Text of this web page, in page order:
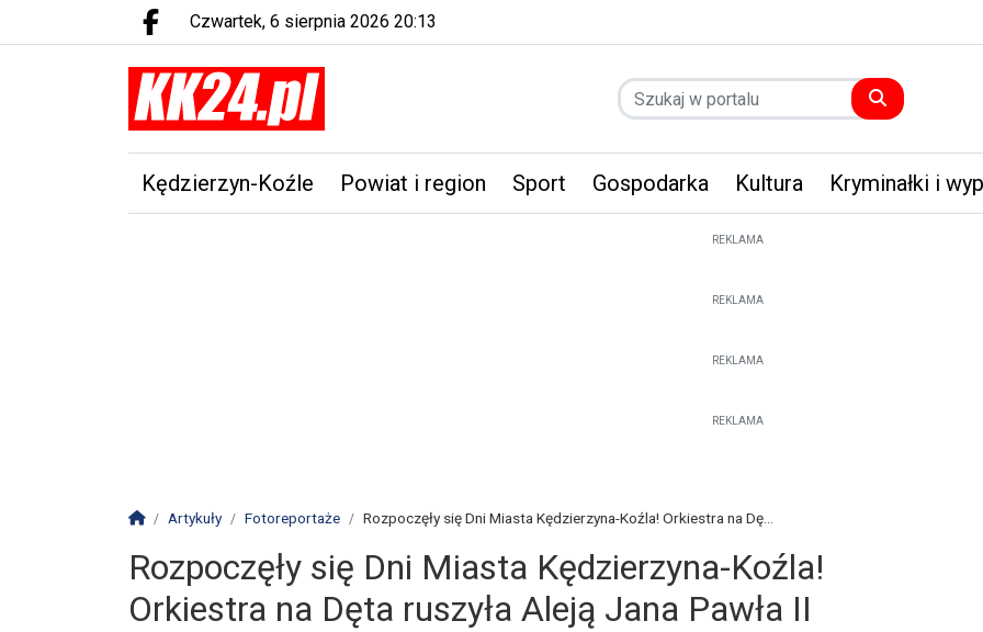
Facebook.com
czwartek, 6 sierpnia 2026 20:13
Kędzierzyn-Koźle Powiat i region Sport Gospodarka Kultura Kryminałki i
REKLAMA
REKLAMA
REKLAMA
REKLAMA
Strona główna
Artykuły Fotoreportaże Rozpoczęły się Dni Miasta Kędzierzyna-Koźla! Orkiestra na Dę...
Rozpoczęły się Dni Miasta Kędzierzyna-Koźla!
Orkiestra na Dęta ruszyła Aleją Jana Pawła II